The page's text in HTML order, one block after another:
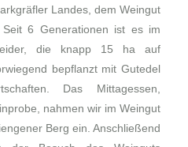
Landes, dem Weingut
6 Generationen ist es im
die knapp 15 ha auf
bepflanzt mit Gutedel
Das Mittagessen,
nahmen wir im Weingut
Berg ein. Anschließend